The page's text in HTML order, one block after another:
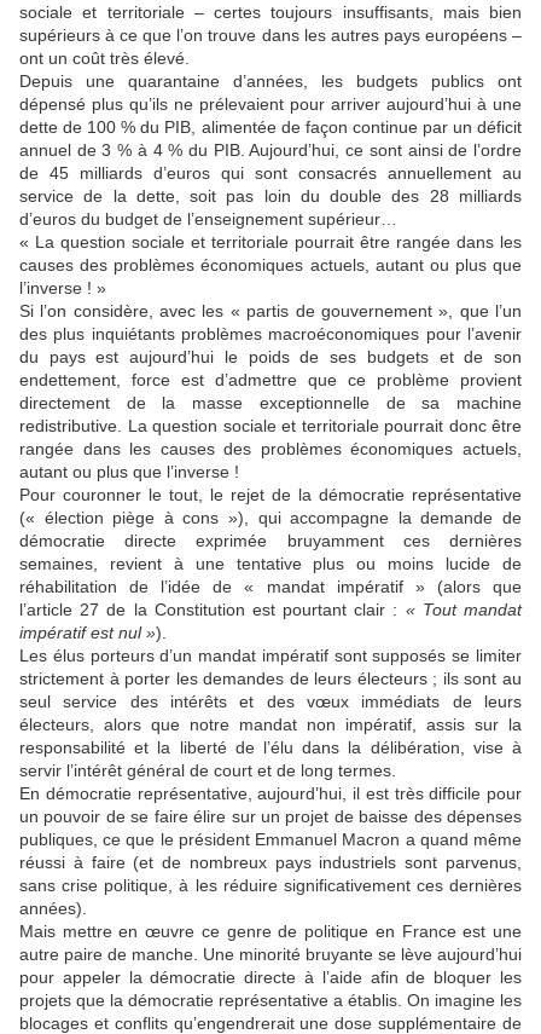
sociale et territoriale – certes toujours insuffisants, mais bien
supérieurs à ce que l’on trouve dans les autres pays européens –
ont un coût très élevé.
Depuis une quarantaine d’années, les budgets publics ont
dépensé plus qu’ils ne prélevaient pour arriver aujourd’hui à une
dette de 100 % du PIB, alimentée de façon continue par un déficit
annuel de 3 % à 4 % du PIB. Aujourd’hui, ce sont ainsi de l’ordre
de 45 milliards d’euros qui sont consacrés annuellement au
service de la dette, soit pas loin du double des 28 milliards
d’euros du budget de l’enseignement supérieur…
« La question sociale et territoriale pourrait être rangée dans les
causes des problèmes économiques actuels, autant ou plus que
l’inverse ! »
Si l’on considère, avec les « partis de gouvernement », que l’un
des plus inquiétants problèmes macroéconomiques pour l’avenir
du pays est aujourd’hui le poids de ses budgets et de son
endettement, force est d’admettre que ce problème provient
directement de la masse exceptionnelle de sa machine
redistributive. La question sociale et territoriale pourrait donc être
rangée dans les causes des problèmes économiques actuels,
autant ou plus que l’inverse !
Pour couronner le tout, le rejet de la démocratie représentative
(« élection piège à cons »), qui accompagne la demande de
démocratie directe exprimée bruyamment ces dernières
semaines, revient à une tentative plus ou moins lucide de
réhabilitation de l’idée de « mandat impératif » (alors que
l’article 27 de la Constitution est pourtant clair : « Tout mandat
impératif est nul »).
Les élus porteurs d’un mandat impératif sont supposés se limiter
strictement à porter les demandes de leurs électeurs ; ils sont au
seul service des intérêts et des vœux immédiats de leurs
électeurs, alors que notre mandat non impératif, assis sur la
responsabilité et la liberté de l’élu dans la délibération, vise à
servir l’intérêt général de court et de long termes.
En démocratie représentative, aujourd’hui, il est très difficile pour
un pouvoir de se faire élire sur un projet de baisse des dépenses
publiques, ce que le président Emmanuel Macron a quand même
réussi à faire (et de nombreux pays industriels sont parvenus,
sans crise politique, à les réduire significativement ces dernières
années).
Mais mettre en œuvre ce genre de politique en France est une
autre paire de manche. Une minorité bruyante se lève aujourd’hui
pour appeler la démocratie directe à l’aide afin de bloquer les
projets que la démocratie représentative a établis. On imagine les
blocages et conflits qu’engendrerait une dose supplémentaire de